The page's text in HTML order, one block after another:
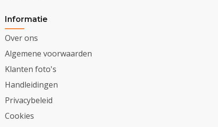
Informatie
Over ons
Algemene voorwaarden
Klanten foto's
Handleidingen
Privacybeleid
Cookies